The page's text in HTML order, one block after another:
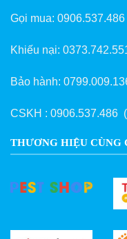
Gọi mua: 0906.537.486
Khiếu nại:
Bảo hành:
CSKH : 0906.537.486
THƯƠNG HIỆU CÙNG